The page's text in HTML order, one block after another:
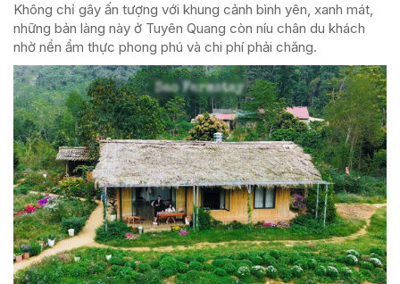
Không chỉ gây ấn tượng với khung cảnh bình yên, xanh mát,
những bản làng này ở Tuyên Quang còn níu chân du khách
nhờ nền ẩm thực phong phú và chi phí phải chăng.